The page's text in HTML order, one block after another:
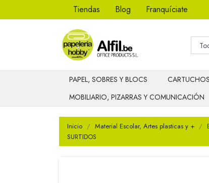
Tiendas Blog Franquíciate
PAPEL, SOBRES Y BLOCS
MOBILIARIO, PIZARRAS Y COMUNICACIÓN
Inicio Material Escolar, Artes plasticas y +
SURTIDOS